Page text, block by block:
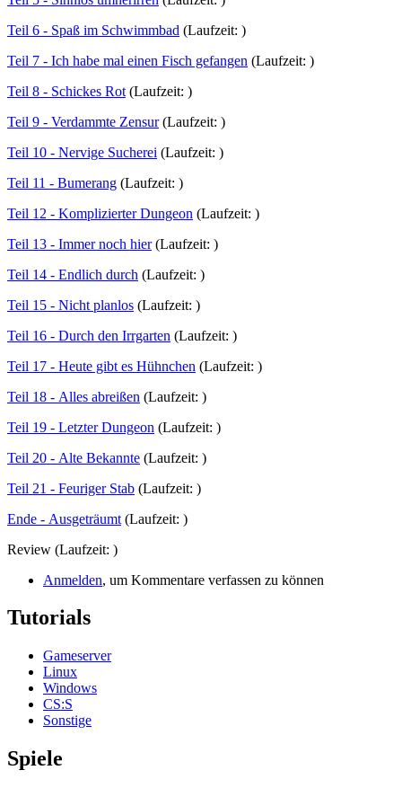
Teil 6 - Spaß im Schwimmbad (Laufzeit: )
Teil 7 - Ich habe mal einen Fisch gefangen (Laufzeit: )
Teil 8 - Schickes Rot (Laufzeit: )
Teil 9 - Verdammte Zensur(Laufzeit: )
Teil 10 - Nervige Sucherei (Laufzeit: )
Teil 11 - Bumerang (Laufzeit: )
Teil 12 - Komplizierter Dungeon (Laufzeit: )
Teil 13 - Immer noch hier(Laufzeit: )
Teil 14 - Endlich durch (Laufzeit: )
Teil 15 - Nicht planlos (Laufzeit: )
Teil 16 - Durch den Irrgarten (Laufzeit: )
Teil 17 - Heute gibt es Hühnchen (Laufzeit: )
Teil 18 - Alles abreißen (Laufzeit: )
Teil 19 - Letzter Dungeon (Laufzeit: )
Teil 20 - Alte Bekannte (Laufzeit: )
Teil 21 - Feuriger Stab (Laufzeit: )
Ende - Ausgeträumt (Laufzeit: )
Review (Laufzeit: )
Anmelden, um Kommentare verfassen zu können
Tutorials
Gameserver
Linux
Windows
CS:S
Sonstige
Spiele